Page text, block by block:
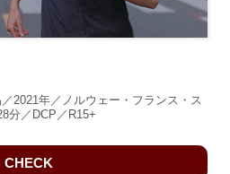
2021年／ノルウェー・フランス・ス
分／DCP／R15+
CHECK